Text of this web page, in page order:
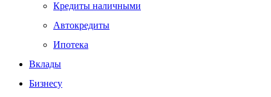
Кредиты наличными
Автокредиты
Ипотека
Вклады
Бизнесу